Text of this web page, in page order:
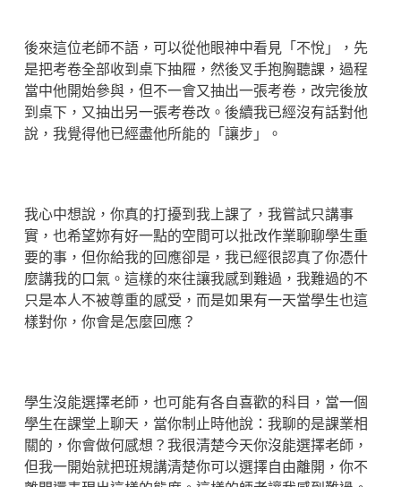
後來這位老師不語，可以從他眼神中看見「不悅」，先
是把考卷全部收到桌下抽屜，然後叉手抱胸聽課，過程
當中他開始參與，但不一會又抽出一張考卷，改完後放
到桌下，又抽出另一張考卷改。後續我已經沒有話對他
說，我覺得他已經盡他所能的「讓步」。
我心中想說，你真的打擾到我上課了，我嘗試只講事
實，也希望妳有好一點的空間可以批改作業聊聊學生重
要的事，但你給我的回應卻是，我已經很認真了你憑什
麼講我的口氣。這樣的來往讓我感到難過，我難過的不
只是本人不被尊重的感受，而是如果有一天當學生也這
樣對你，你會是怎麼回應？
學生沒能選擇老師，也可能有各自喜歡的科目，當一個
學生在課堂上聊天，當你制止時他說：我聊的是課業相
關的，你會做何感想？我很清楚今天你沒能選擇老師，
但我一開始就把班規講清楚你可以選擇自由離開，你不